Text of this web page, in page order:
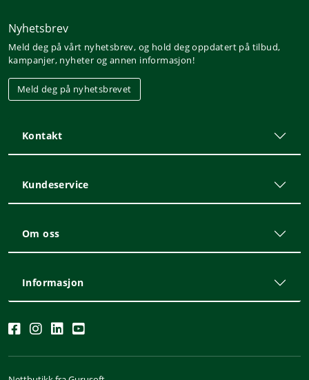
Nyhetsbrev
Meld deg på vårt nyhetsbrev, og hold deg oppdatert på tilbud,
kampanjer, nyheter og annen informasjon!
Meld deg på nyhetsbrevet
Kontakt
Kundeservice
Om oss
Informasjon